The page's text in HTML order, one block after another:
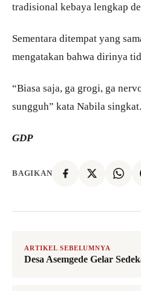
tradisional kebaya lengkap
Sementara ditempat yang
mengatakan bahwa dirinya
“Biasa saja, ga grogi, ga
sungguh” kata Nabila singkat.
GDP
BAGIKAN
ARTIKEL SEBELUMNYA
Desa Asemgede Gelar